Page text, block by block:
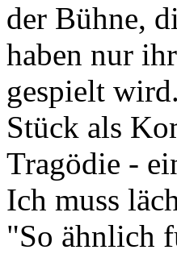
der Bühne,
haben nur
gespielt
Stück als
Tragödie -
Ich muss
"So ähnlich